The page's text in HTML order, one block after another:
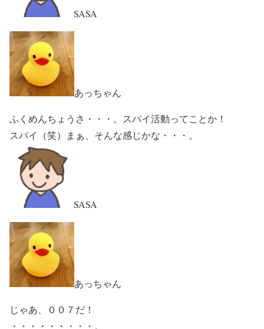
SASA
あっちゃん
ふくめんちょうさ・・・。スパイ活動ってことか！
スパイ（笑）まぁ、そんな感じかな・・・。
SASA
あっちゃん
じゃあ、００７だ！
・・・・・・・・・。